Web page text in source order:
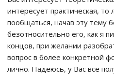
интересует практическая,
пообщаться, начав эту тему
безотносительно его, как я
концов, при желании
вопрос в более конкретной
лично. Надеюсь, у Вас всё